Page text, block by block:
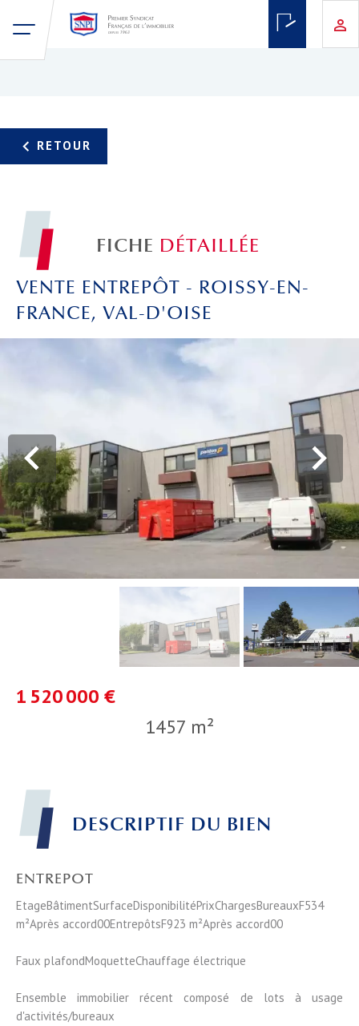
FICHE DÉTAILLÉE
VENTE ENTREPÔT - ROISSY-EN-
FRANCE, VAL-D'OISE
1457 m²
1 520 000 €
DESCRIPTIF DU BIEN
ENTREPOT
EtageBâtimentSurfaceDisponibilitéPrixChargesBureauxF534
m²Après accord00EntrepôtsF923 m²Après accord00
Faux plafondMoquetteChauffage électrique
Ensemble immobilier récent composé de lots à usage
d'activités/bureaux